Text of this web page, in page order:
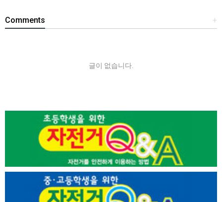
+
Comments
글이 없습니다.